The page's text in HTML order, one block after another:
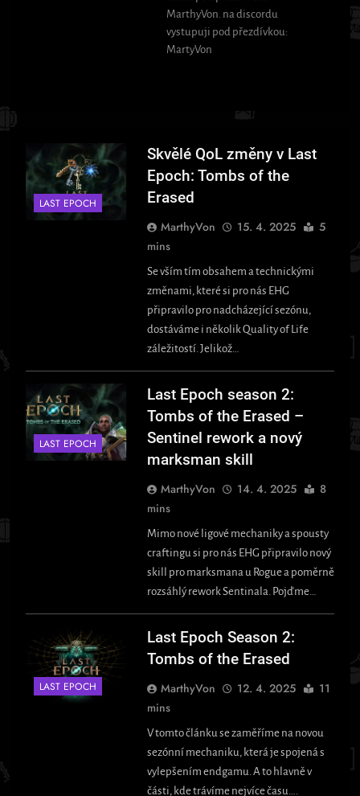
MarthyVon. na discordu
vystupuji pod přezdívkou:
MartyVon
LAST EPOCH
Skvělé QoL změny v Last
Epoch: Tombs of the
Erased
MarthyVon 15. 4. 2025
5
mins
Se vším tím obsahem a technickými
změnami, které si pro nás EHG
připravilo pro nadcházející sezónu,
dostáváme i několik Quality of Life
záležitostí. Jelikož…
LAST EPOCH
Last Epoch season 2:
Tombs of the Erased –
Sentinel rework a nový
marksman skill
MarthyVon 14. 4. 2025
8
mins
Mimo nové ligové mechaniky a spousty
craftingu si pro nás EHG připravilo nový
skill pro marksmana u Rogue a poměrně
rozsáhlý rework Sentinala. Pojďme…
LAST EPOCH
Last Epoch Season 2:
Tombs of the Erased
MarthyVon 12. 4. 2025
11
mins
V tomto článku se zaměříme na novou
sezónní mechaniku, která je spojená s
vylepšením endgamu. A to hlavně v
části, kde trávíme nejvíce času….